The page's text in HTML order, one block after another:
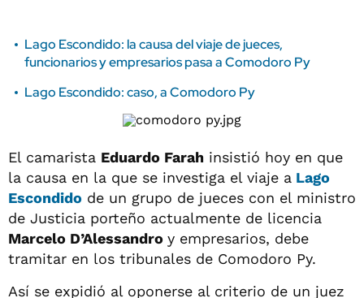
Lago Escondido: la causa del viaje de jueces,
funcionarios y empresarios pasa a Comodoro Py
Lago Escondido: caso, a Comodoro Py
El camarista Eduardo Farah insistió hoy en que
la causa en la que se investiga el viaje a Lago
Escondido de un grupo de jueces con el ministro
de Justicia porteño actualmente de licencia
Marcelo D’Alessandro y empresarios, debe
tramitar en los tribunales de Comodoro Py.
Así se expidió al oponerse al criterio de un juez